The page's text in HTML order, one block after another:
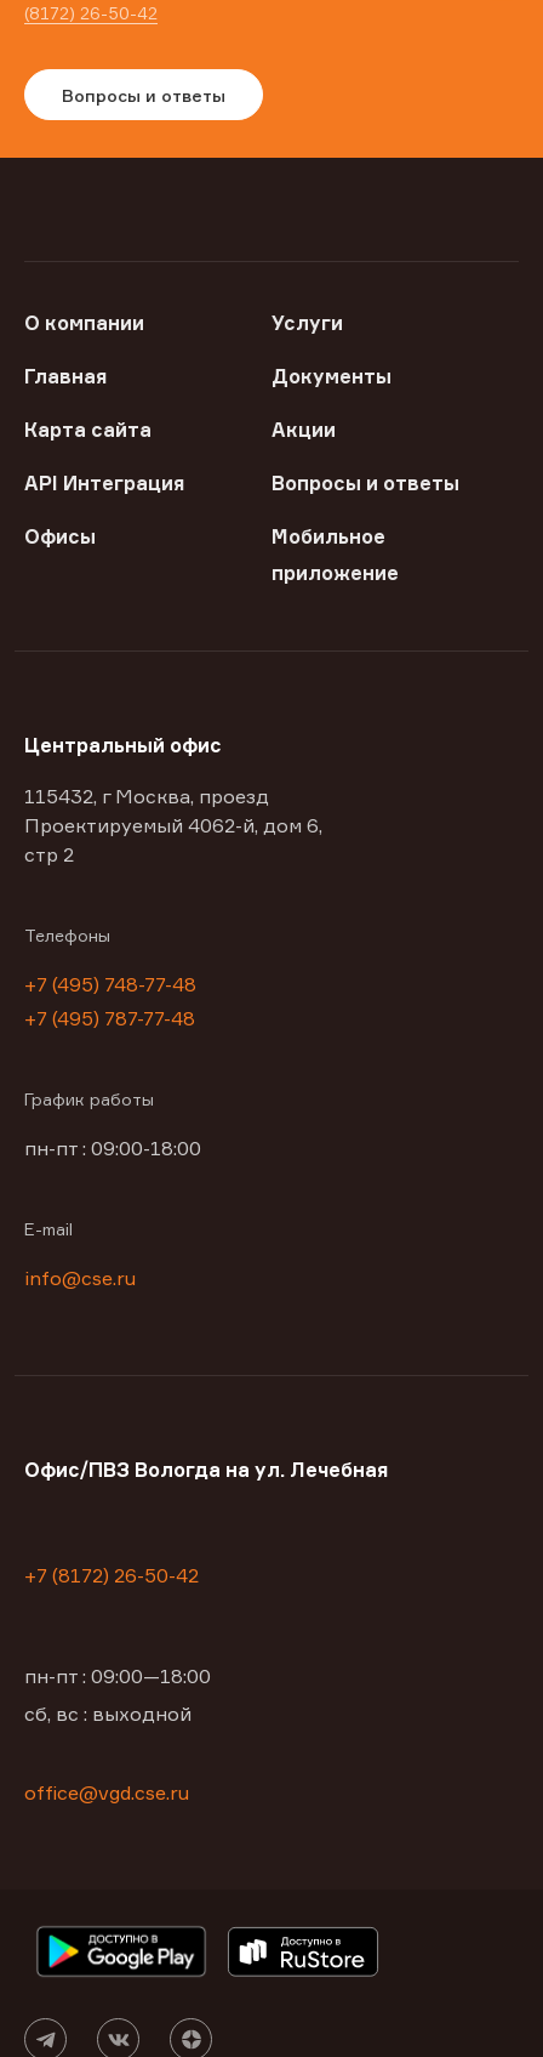
(8172) 26-50-42
Вопросы и ответы
О компании Услуги
Главная Документы
Карта сайта Акции
API Интеграция Вопросы и ответы
Офисы
Мобильное
приложение
Центральный офис
115432, г Москва, проезд
Проектируемый 4062-й, дом 6,
стр 2
Телефоны
+7 (495) 748-77-48
+7 (495) 787-77-48
График работы
пн-пт : 09:00-18:00
E-mail
info@cse.ru
Офис/ПВЗ Вологда на ул. Лечебная
+7 (8172) 26-50-42
пн-пт : 09:00—18:00
сб, вс : выходной
office@vgd.cse.ru